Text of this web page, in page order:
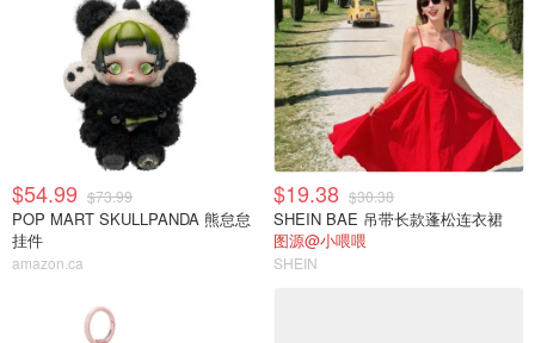
$54.99 $73.99
POP MART SKULLPANDA 熊怠怠
挂件
amazon.ca
$19.38 $30.38
SHEIN BAE 吊带长款蓬松连衣裙
图源@小喂喂
SHEIN